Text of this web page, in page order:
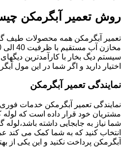
روش تعمیر آبگرمکن
تعمیر آبگرمکن همه محصولات طیف
اختیار دارید و اگر شما در این مول
نمایندگی تعمیر آبگرمکن
نمایندگی تعمیر آبگرمکن خدمات
مشتریان خود قرار داده است که
شما نیاز به جابجایی داشته
انتخاب کنید که به شما کمک می کند
آبگرمکن پرداخت نکنید و این یکی از